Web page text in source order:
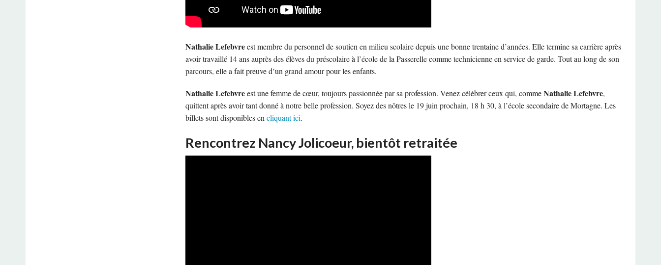
Nathalie Lefebvreest membre du personnel de soutien en milieu scolaire depuis une bonne trentaine d’années. Elle termine sa carrière après
avoir travaillé 14 ans auprès des élèves du préscolaire à l’école de la Passerelle comme technicienne en service de garde. Tout au long de son
parcours, elle a fait preuve d’un grand amour pour les enfants.
Nathalie Lefebvreest une femme de cœur, toujours passionnée par sa profession. Venez célébrer ceux qui, commeNathalie Lefebvre,
quittent après avoir tant donné à notre belle profession. Soyez des nôtres le 19 juin prochain, 18 h 30, à l’école secondaire de Mortagne. Les
billets sont disponibles en cliquant ici.
Rencontrez Nancy Jolicoeur, bientôt retraitée